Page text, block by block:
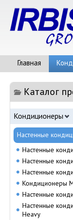
Главная
Каталог
Кондиционеры
Настенные
Настенные
Настенные
Настенные
Кондиционеры
Настенные
Настенные
Heavy